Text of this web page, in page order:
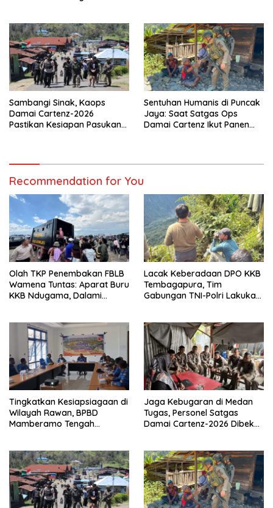
Sambangi Sinak, Kaops
Damai Cartenz-2026
Pastikan Kesiapan Pasukan
Sentuhan Humanis di Puncak
Jaya: Saat Satgas Ops
Damai Cartenz Ikut Panen
Recommendation for You
Olah TKP Penembakan FBLB
Wamena Tuntas: Aparat Buru
KKB Ndugama, Dalami
Lacak Keberadaan DPO KKB
Tembagapura, Tim
Gabungan TNI-Polri Lakukan
Tingkatkan Kesiapsiagaan di
Wilayah Rawan, BPBD
Mamberamo Tengah
Jaga Kebugaran di Medan
Tugas, Personel Satgas
Damai Cartenz-2026 Dibekali